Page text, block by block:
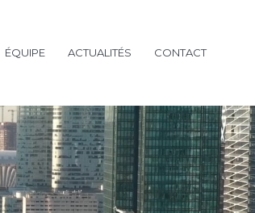
ÉQUIPE ACTUALITÉS CONTACT